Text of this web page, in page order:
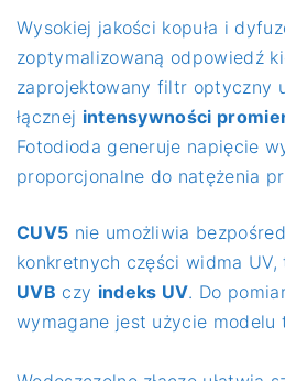
Wysokiej jakości kopuła i
zoptymalizowaną odpowiedź
zaprojektowany filtr optyczny
łącznej intensywności
Fotodioda generuje napięcie
proporcjonalne do natężenia
CUV5 nie umożliwia
konkretnych części widma UV,
UVB czy indeks UV. Do
wymagane jest użycie modelu